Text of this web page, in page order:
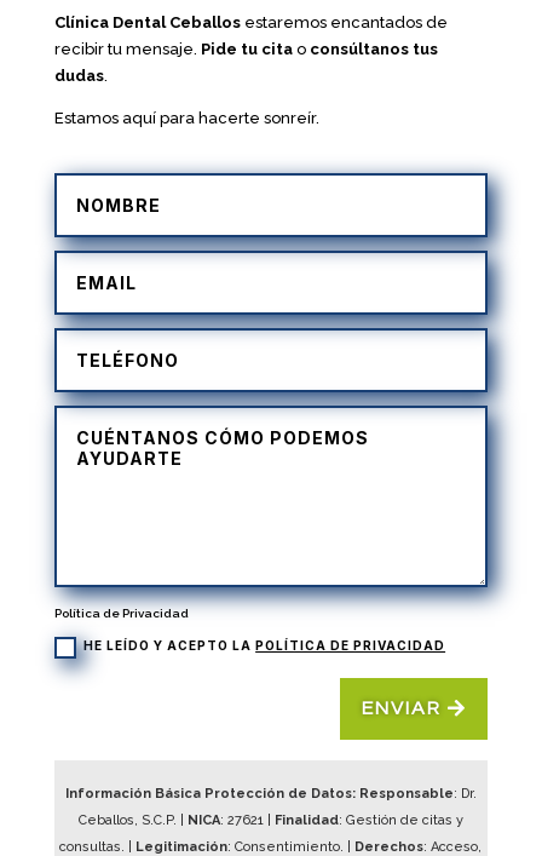
Clínica Dental Ceballosestaremos encantados de
recibir tu mensaje. Pide tu citao consúltanos tus
dudas.
Estamos aquí para hacerte sonreír.
Política de Privacidad
HE LEÍDO Y ACEPTO LA POLÍTICA DE PRIVACIDAD
ENVIAR
Información Básica Protección de Datos: Responsable: Dr.
Ceballos, S.C.P. |
NICA: 27621| Finalidad: Gestión de citas y
consultas. |
Legitimación: Consentimiento. | Derechos: Acceso,